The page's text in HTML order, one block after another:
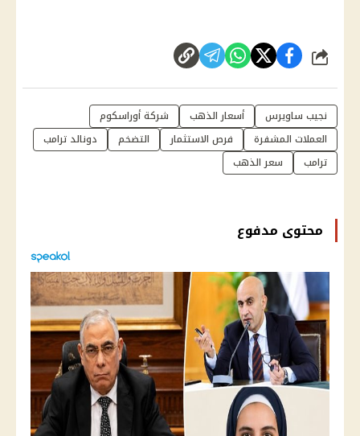
شارك
نجيب ساويرس أسعار الذهب
شركة أوراسكوم
العملات المشفرة
فرص الاستثمار التضخم
دونالد ترامب
ترامب
سعر الذهب
محتوى مدفوع